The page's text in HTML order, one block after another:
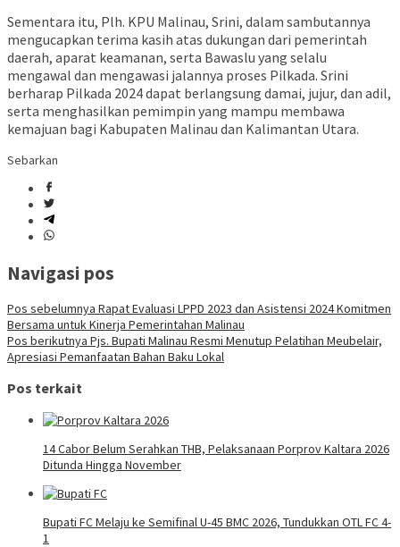
Sementara itu, Plh. KPU Malinau, Srini, dalam sambutannya
mengucapkan terima kasih atas dukungan dari pemerintah
daerah, aparat keamanan, serta Bawaslu yang selalu
mengawal dan mengawasi jalannya proses Pilkada. Srini
berharap Pilkada 2024 dapat berlangsung damai, jujur, dan adil,
serta menghasilkan pemimpin yang mampu membawa
kemajuan bagi Kabupaten Malinau dan Kalimantan Utara.
Sebarkan
Navigasi pos
Pos sebelumnya Rapat Evaluasi LPPD 2023 dan Asistensi 2024 Komitmen
Bersama untuk Kinerja Pemerintahan Malinau
Pos berikutnya Pjs. Bupati Malinau Resmi Menutup Pelatihan Meubelair,
Apresiasi Pemanfaatan Bahan Baku Lokal
Pos terkait
14 Cabor Belum Serahkan THB, Pelaksanaan Porprov Kaltara 2026
Ditunda Hingga November
Bupati FC Melaju ke Semifinal U-45 BMC 2026, Tundukkan OTL FC 4-
1